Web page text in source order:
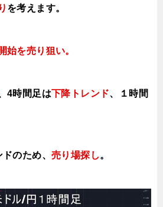
を考えます。
始を売り狙い。
4時間足は 下降トレンド、１時間
ドのため、売り場探し。